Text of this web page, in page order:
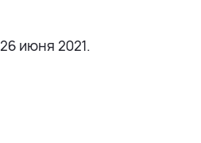
июня 2021.